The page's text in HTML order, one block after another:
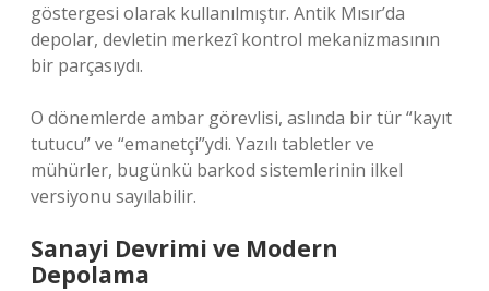
göstergesi olarak kullanılmıştır. Antik Mısır’da
depolar, devletin merkezî kontrol mekanizmasının
bir parçasıydı.
O dönemlerde ambar görevlisi, aslında bir tür “kayıt
tutucu” ve “emanetçi”ydi. Yazılı tabletler ve
mühürler, bugünkü barkod sistemlerinin ilkel
versiyonu sayılabilir.
Sanayi Devrimi ve Modern
Depolama